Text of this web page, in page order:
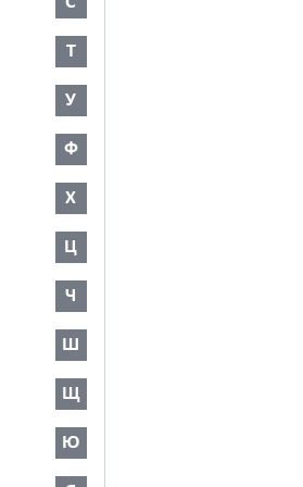
Т
У
Ф
Х
Ц
Ч
Ш
Щ
Ю